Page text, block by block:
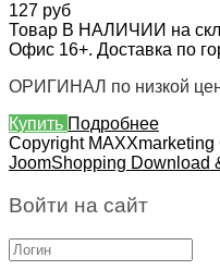
127 руб
Товар В НАЛИЧИИ на
Офис 16+. Доставка по
ОРИГИНАЛ по низкой
Купить Подробнее
Copyright MAXXmarketing
JoomShopping Download
Войти на сайт